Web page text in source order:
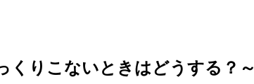
くりこないときはどうする？～